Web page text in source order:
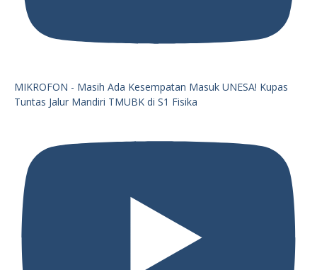
MIKROFON - Masih Ada Kesempatan Masuk UNESA! Kupas
Tuntas Jalur Mandiri TMUBK di S1 Fisika